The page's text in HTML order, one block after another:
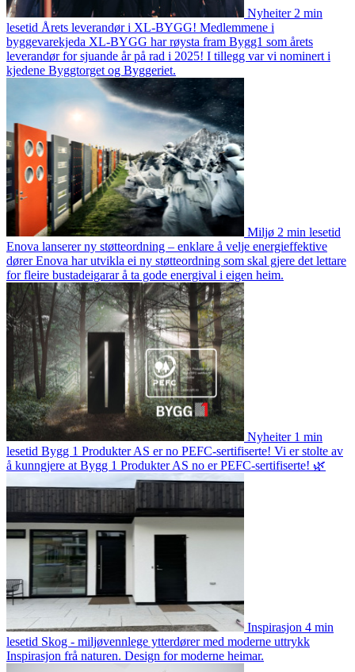
Nyheiter 2 min
lesetid Årets leverandør i XL-BYGG! Medlemmene i
byggevarekjeda XL-BYGG har røysta fram Bygg1 som årets
leverandør for sjuande år på rad i 2025! I tillegg var vi nominert i
kjedene Byggtorget og Byggeriet.
Miljø 2 min lesetid
Enova lanserer ny støtteordning – enklare å velje energieffektive
dørerEnova har utvikla ei ny støtteordning som skal gjere det lettare
for fleire bustadeigarar å ta gode energival i eigen heim.
Nyheiter 1 min
lesetid Bygg 1 Produkter AS er no PEFC-sertifiserte! Vi er stolte av
å kunngjere at Bygg 1 Produkter AS no er PEFC-sertifiserte! 🌿
Inspirasjon 4 min
lesetid Skog - miljøvennlege ytterdører med moderne uttrykk
Inspirasjon frå naturen. Design for moderne heimar.